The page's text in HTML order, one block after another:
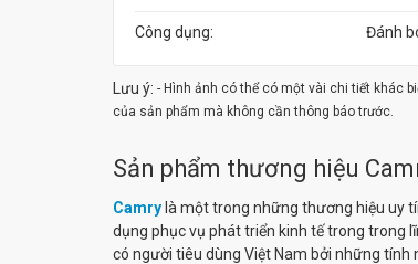
Công dụng: Đánh
Lưu ý: - Hình ảnh có thể có một vài chi tiết khác
của sản phẩm mà không cần thông báo trước.
Sản phẩm thương hiệu
Camry là một trong những thương hiệu uy
dụng phục vụ phát triển kinh tế trong trong
có người tiêu dùng Việt Nam bởi những tính